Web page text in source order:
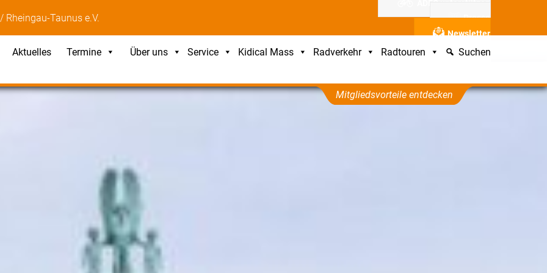
Rheingau-Taunus e.V.
Presse
Newsletter
Aktuelles Termine Über uns Service Kidical Mass Radverkehr Radtouren Suchen
Mitgliedsvorteile entdecken